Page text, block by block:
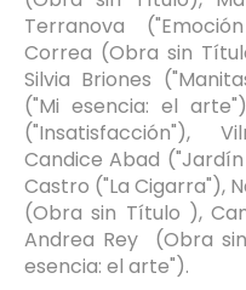
Terranova
Correa (Obra sin
Silvia Briones
("Mi esencia: el
("Insatisfacción"),
Candice Abad
Castro ("La Cigarra"),
(Obra sin Título ),
Andrea Rey (Obra
esencia: el arte").